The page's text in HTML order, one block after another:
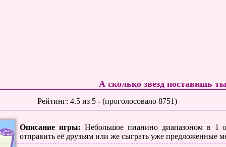
А сколько звезд поставишь
Рейтинг:4.5 из 5 - (проголосовало8751)
Описание игры: Небольшое пианино диапазоном в 1
отправить её друзьям или же сыграть уже предложенные